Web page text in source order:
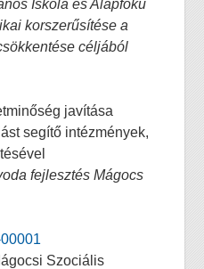
Iskola és Alapfokú
korszerűsítése a
céljából
javítása
segítő intézmények,
fejlesztés Mágocs
Szociális